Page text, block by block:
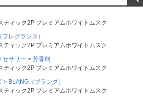
ティック2P プレミアムホワイトムスク
レグランス）
ティック2P プレミアムホワイトムスク
セサリー
芳香剤
ティック2P プレミアムホワイトムスク
BLANG（ブラング）
ティック2P プレミアムホワイトムスク